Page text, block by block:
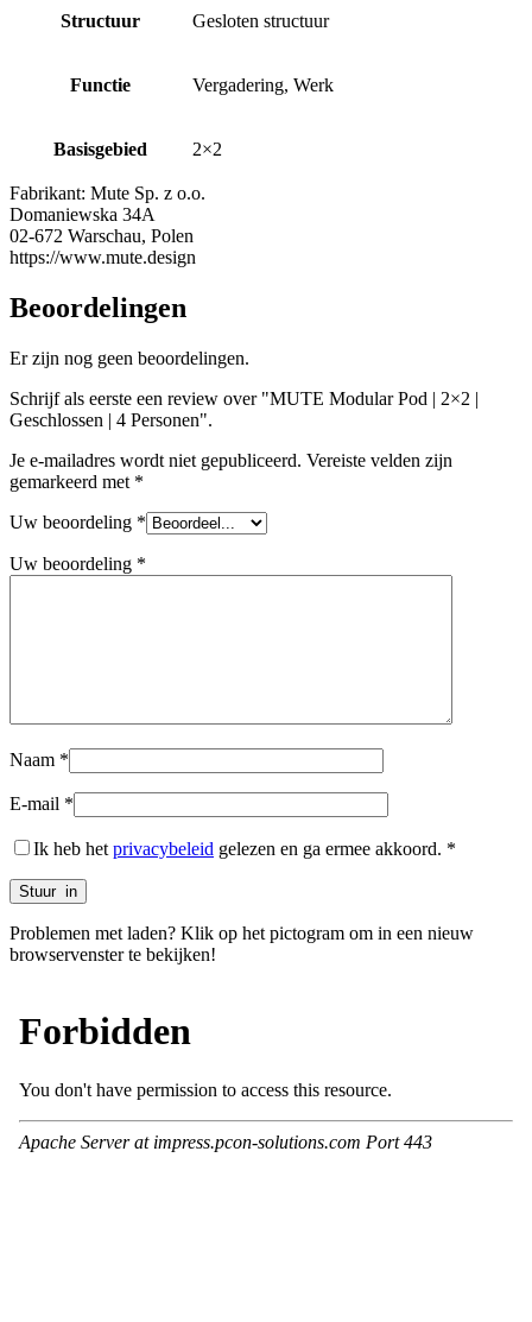
Structuur Gesloten structuur
Functie Vergadering, Werk
Basisgebied 2×2
Fabrikant: Mute Sp. z o.o.
Domaniewska 34A
02-672 Warschau, Polen
https://www.mute.design
Beoordelingen
Er zijn nog geen beoordelingen.
Schrijf als eerste een review over "MUTE Modular Pod | 2×2 |
Geschlossen | 4 Personen".
Je e-mailadres wordt niet gepubliceerd. Vereiste velden zijn
gemarkeerd met *
Uw beoordeling *
Uw beoordeling *
Naam *
E-mail *
Ik heb het privacybeleid gelezen en ga ermee akkoord. *
Problemen met laden? Klik op het pictogram om in een nieuw
browservenster te bekijken!